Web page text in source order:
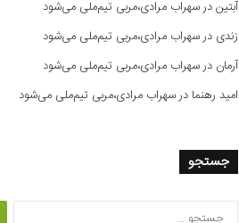
آبتیندرسهراب مرادی،مربی تیم‌ملی می‌شود
زندی درسهراب مرادی،مربی تیم‌ملی می‌شود
آرمان درسهراب مرادی،مربی تیم‌ملی می‌شود
امید رهنما درسهراب مرادی،مربی تیم‌ملی می‌شود
جستجو